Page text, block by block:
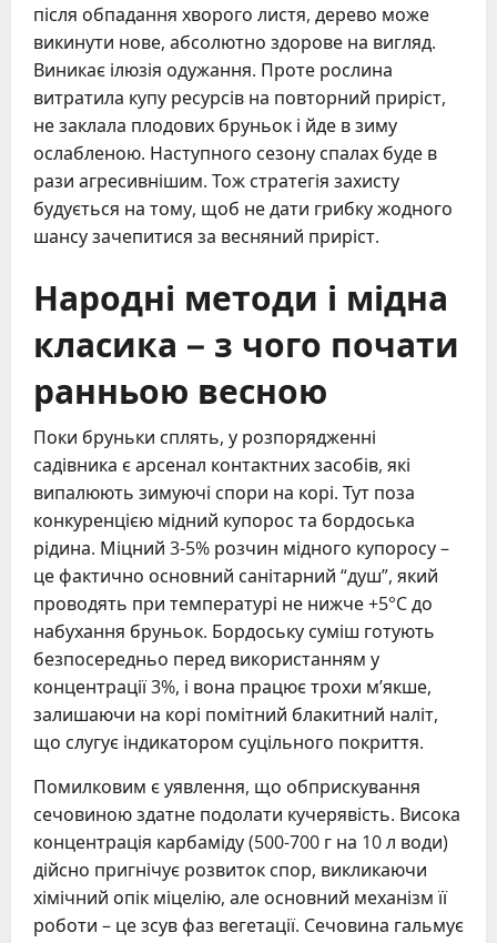
після обпадання хворого листя, дерево може
викинути нове, абсолютно здорове на вигляд.
Виникає ілюзія одужання. Проте рослина
витратила купу ресурсів на повторний приріст,
не заклала плодових бруньок і йде в зиму
ослабленою. Наступного сезону спалах буде в
рази агресивнішим. Тож стратегія захисту
будується на тому, щоб не дати грибку жодного
шансу зачепитися за весняний приріст.
Народні методи і мідна
класика – з чого почати
ранньою весною
Поки бруньки сплять, у розпорядженні
садівника є арсенал контактних засобів, які
випалюють зимуючі спори на корі. Тут поза
конкуренцією мідний купорос та бордоська
рідина. Міцний 3-5% розчин мідного купоросу –
це фактично основний санітарний “душ”, який
проводять при температурі не нижче +5°C до
набухання бруньок. Бордоську суміш готують
безпосередньо перед використанням у
концентрації 3%, і вона працює трохи м’якше,
залишаючи на корі помітний блакитний наліт,
що слугує індикатором суцільного покриття.
Помилковим є уявлення, що обприскування
сечовиною здатне подолати кучерявість. Висока
концентрація карбаміду (500-700 г на 10 л води)
дійсно пригнічує розвиток спор, викликаючи
хімічний опік міцелію, але основний механізм її
роботи – це зсув фаз вегетації. Сечовина гальмує